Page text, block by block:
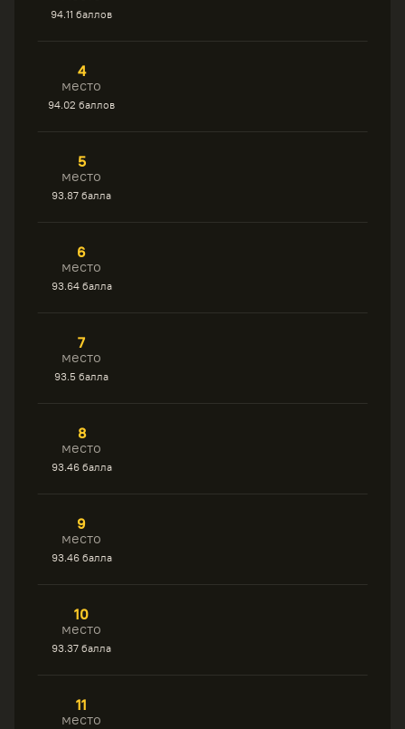
94.11 баллов
4
место
94.02 баллов
5
место
93.87 балла
6
место
93.64 балла
7
место
93.5 балла
8
место
93.46 балла
9
место
93.46 балла
10
место
93.37 балла
11
место